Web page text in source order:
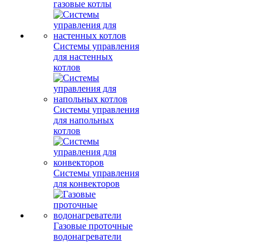
газовые котлы
Системы управления
для настенных
котлов
Системы управления
для напольных
котлов
Системы управления
для конвекторов
Газовые проточные
водонагреватели